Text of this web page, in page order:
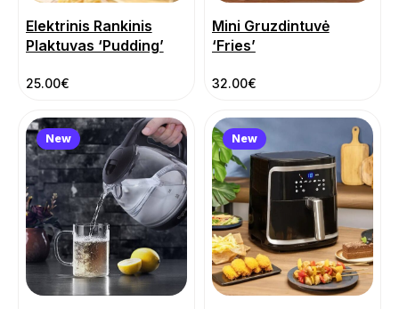
Elektrinis Rankinis
Plaktuvas ‘Pudding’
25.00€
Mini Gruzdintuvė
‘Fries’
32.00€
New New